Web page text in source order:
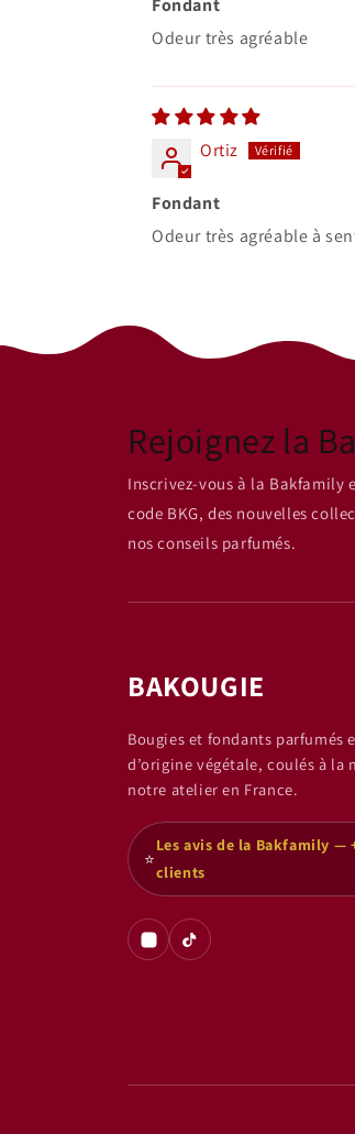
Fondant
Odeur très agréable
Ortiz
Fondant
Odeur très agréable à
Rejoignez la
Inscrivez-vous à la Bakfamily
code BKG, des nouvelles
nos conseils parfumés.
BAKOUGIE
Bougies et fondants parfumés
d’origine végétale, coulés à la
notre atelier en France.
⭐
Les avis de la Bakfamily —
clients